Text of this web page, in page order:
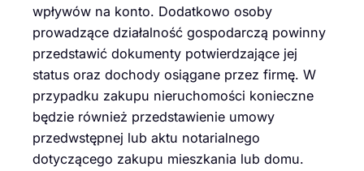
wpływów na konto. Dodatkowo osoby
prowadzące działalność gospodarczą powinny
przedstawić dokumenty potwierdzające jej
status oraz dochody osiągane przez firmę. W
przypadku zakupu nieruchomości konieczne
będzie również przedstawienie umowy
przedwstępnej lub aktu notarialnego
dotyczącego zakupu mieszkania lub domu.